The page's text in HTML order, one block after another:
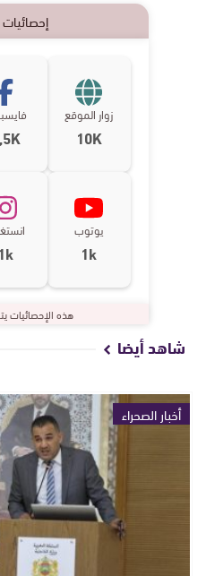
زوار الموقع
10K
يوتوب
1k
1k
هذه الإحصائيات
شاهد أيضا
أخبار الصحراء